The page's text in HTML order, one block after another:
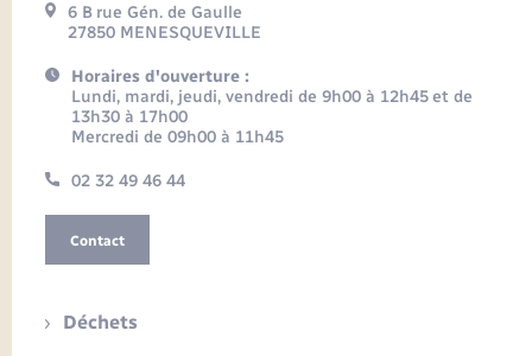
6 B rue Gén. de Gaulle
27850 MENESQUEVILLE
Horaires d'ouverture :
Lundi, mardi, jeudi, vendredi de 9h00 à 12h45 et de
13h30 à 17h00
Mercredi de 09h00 à 11h45
02 32 49 46 44
Contact
Déchets